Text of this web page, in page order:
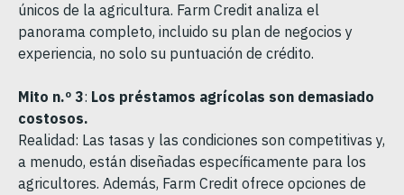
únicos de la agricultura. Farm Credit analiza el
panorama completo, incluido su plan de negocios y
experiencia, no solo su puntuación de crédito.
Mito n.º 3: Los préstamos agrícolas son demasiado
costosos.
Realidad: Las tasas y las condiciones son competitivas y,
a menudo, están diseñadas específicamente para los
agricultores. Además, Farm Credit ofrece opciones de